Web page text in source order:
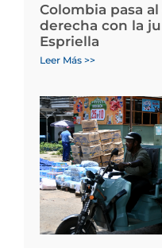
Colombia pasa
derecha con la
Espriella
Leer Más >>